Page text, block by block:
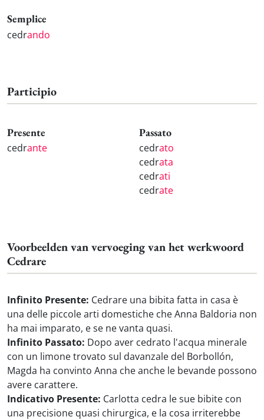
Semplice
cedrando
Participio
Presente
cedrante
Passato
cedrato
cedrata
cedrati
cedrate
Voorbeelden van vervoeging van het werkwoord
Cedrare
Infinito Presente: Cedrare una bibita fatta in casa è
una delle piccole arti domestiche che Anna Baldoria non
ha mai imparato, e se ne vanta quasi.
Infinito Passato: Dopo aver cedrato l'acqua minerale
con un limone trovato sul davanzale del Borbollón,
Magda ha convinto Anna che anche le bevande possono
avere carattere.
Indicativo Presente: Carlotta cedra le sue bibite con
una precisione quasi chirurgica, e la cosa irriterebbe